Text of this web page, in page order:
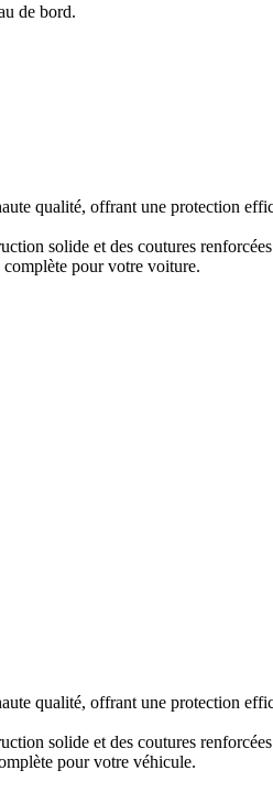
de bord.
qualité, offrant une protection
solide et des coutures
pour votre voiture.
qualité, offrant une protection
solide et des coutures
pour votre véhicule.